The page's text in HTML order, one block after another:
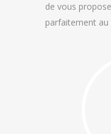
de vous
parfaitement